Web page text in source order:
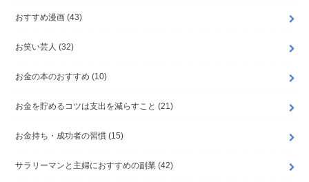
おすすめ漫画 (43)
お笑い芸人 (32)
お金の本のおすすめ (10)
お金を貯めるコツは支出を減らすこと (21)
お金持ち・成功者の習慣 (15)
サラリーマンと主婦におすすめの副業 (42)